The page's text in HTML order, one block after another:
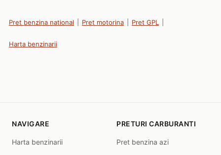
Pret benzina national Pret motorina Pret GPL
Harta benzinarii
NAVIGARE
Harta benzinarii
PRETURI CARBURANTI
Pret benzina azi